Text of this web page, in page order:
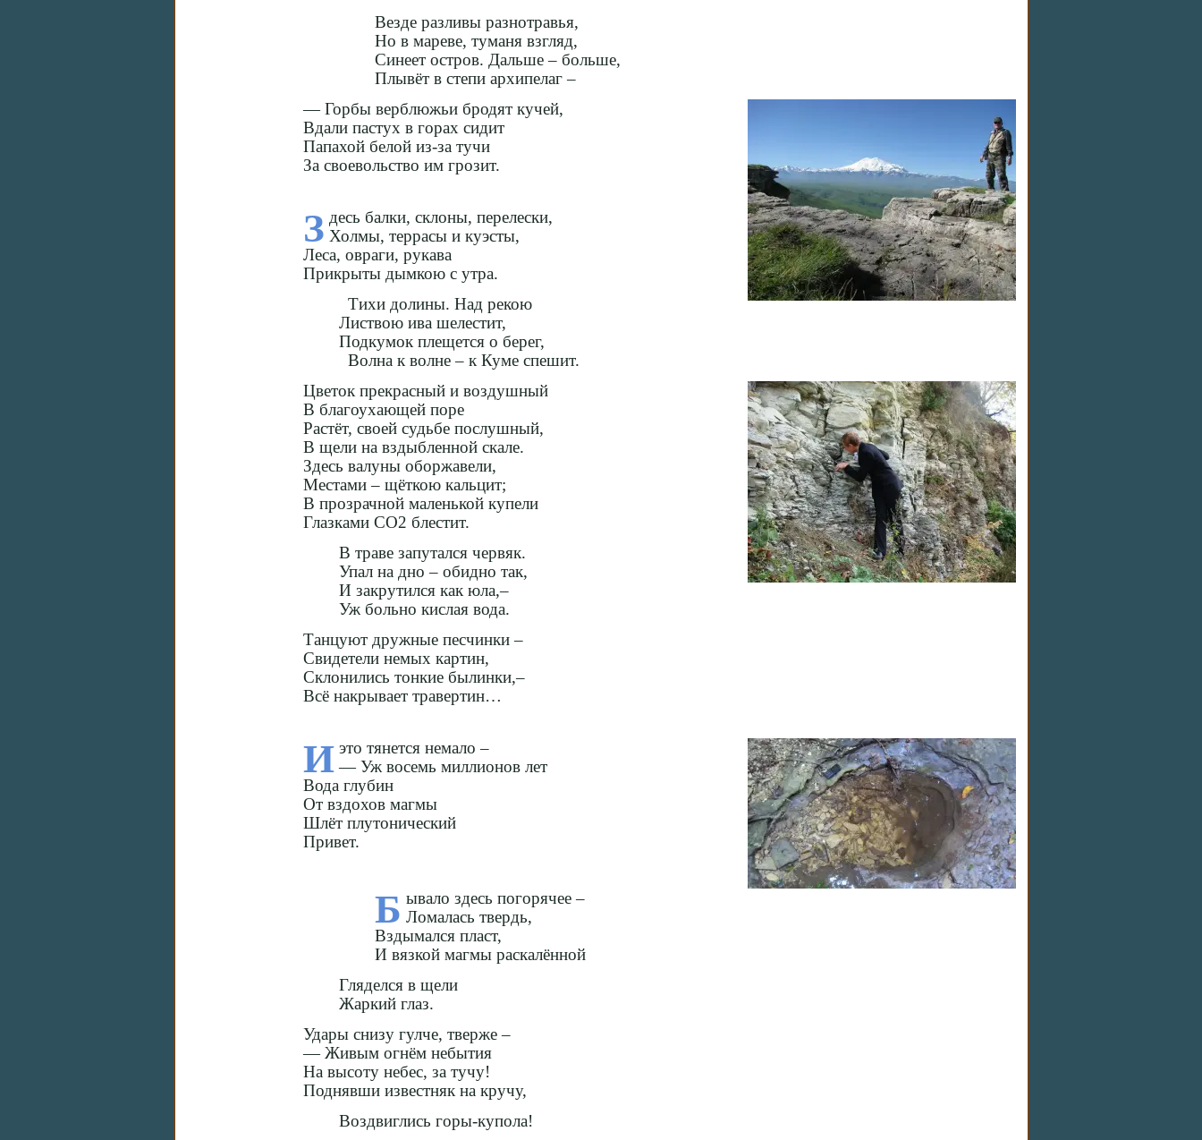
Везде разливы разнотравья,
Но в мареве, туманя взгляд,
Синеет остров. Дальше – больше,
Плывёт в степи архипелаг –
— Горбы верблюжьи бродят кучей,
Вдали пастух в горах сидит
Папахой белой из-за тучи
За своевольство им грозит.
З десь балки, склоны, перелески,
Холмы, террасы и куэсты,
Леса, овраги, рукава
Прикрыты дымкою с утра.
Тихи долины. Над рекою
Листвою ива шелестит,
Подкумок плещется о берег,
Волна к волне – к Куме спешит.
Цветок прекрасный и воздушный
В благоухающей поре
Растёт, своей судьбе послушный,
В щели на вздыбленной скале.
Здесь валуны оборжавели,
Местами – щёткою кальцит;
В прозрачной маленькой купели
Глазками СО2 блестит.
В траве запутался червяк.
Упал на дно – обидно так,
И закрутился как юла,–
Уж больно кислая вода.
Танцуют дружные песчинки –
Свидетели немых картин,
Склонились тонкие былинки,–
Всё накрывает травертин…
И это тянется немало –
— Уж восемь миллионов лет
Вода глубин
От вздохов магмы
Шлёт плутонический
Привет.
Б ывало здесь погорячее –
Ломалась твердь,
Вздымался пласт,
И вязкой магмы раскалённой
Гляделся в щели
Жаркий глаз.
Удары снизу гулче, тверже –
— Живым огнём небытия
На высоту небес, за тучу!
Поднявши известняк на кручу,
Воздвиглись горы-купола!